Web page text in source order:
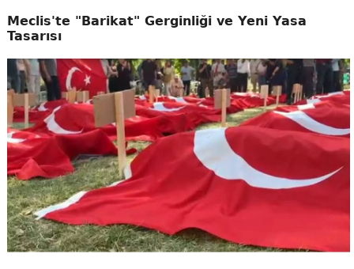
Meclis'te "Barikat" Gerginliği ve Yeni Yasa
Tasarısı